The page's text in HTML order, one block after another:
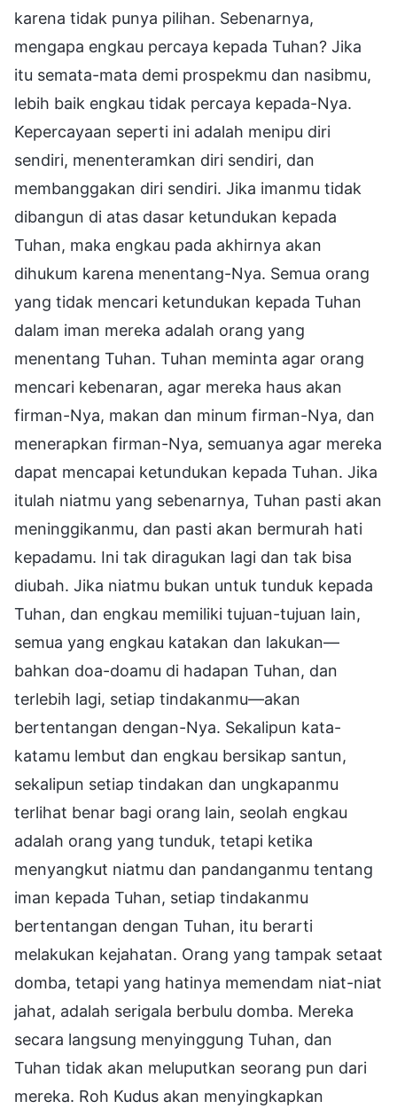
karena tidak punya pilihan. Sebenarnya,
mengapa engkau percaya kepada Tuhan? Jika
itu semata-mata demi prospekmu dan nasibmu,
lebih baik engkau tidak percaya kepada-Nya.
Kepercayaan seperti ini adalah menipu diri
sendiri, menenteramkan diri sendiri, dan
membanggakan diri sendiri. Jika imanmu tidak
dibangun di atas dasar ketundukan kepada
Tuhan, maka engkau pada akhirnya akan
dihukum karena menentang-Nya. Semua orang
yang tidak mencari ketundukan kepada Tuhan
dalam iman mereka adalah orang yang
menentang Tuhan. Tuhan meminta agar orang
mencari kebenaran, agar mereka haus akan
firman-Nya, makan dan minum firman-Nya, dan
menerapkan firman-Nya, semuanya agar mereka
dapat mencapai ketundukan kepada Tuhan. Jika
itulah niatmu yang sebenarnya, Tuhan pasti akan
meninggikanmu, dan pasti akan bermurah hati
kepadamu. Ini tak diragukan lagi dan tak bisa
diubah. Jika niatmu bukan untuk tunduk kepada
Tuhan, dan engkau memiliki tujuan-tujuan lain,
semua yang engkau katakan dan lakukan—
bahkan doa-doamu di hadapan Tuhan, dan
terlebih lagi, setiap tindakanmu—akan
bertentangan dengan-Nya. Sekalipun kata-
katamu lembut dan engkau bersikap santun,
sekalipun setiap tindakan dan ungkapanmu
terlihat benar bagi orang lain, seolah engkau
adalah orang yang tunduk, tetapi ketika
menyangkut niatmu dan pandanganmu tentang
iman kepada Tuhan, setiap tindakanmu
bertentangan dengan Tuhan, itu berarti
melakukan kejahatan. Orang yang tampak setaat
domba, tetapi yang hatinya memendam niat-niat
jahat, adalah serigala berbulu domba. Mereka
secara langsung menyinggung Tuhan, dan
Tuhan tidak akan meluputkan seorang pun dari
mereka. Roh Kudus akan menyingkapkan